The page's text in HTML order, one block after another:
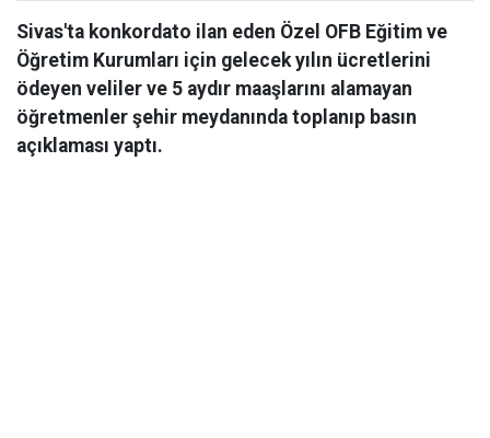
Sivas'ta konkordato ilan eden Özel OFB Eğitim ve
Öğretim Kurumları için gelecek yılın ücretlerini
ödeyen veliler ve 5 aydır maaşlarını alamayan
öğretmenler şehir meydanında toplanıp basın
açıklaması yaptı.